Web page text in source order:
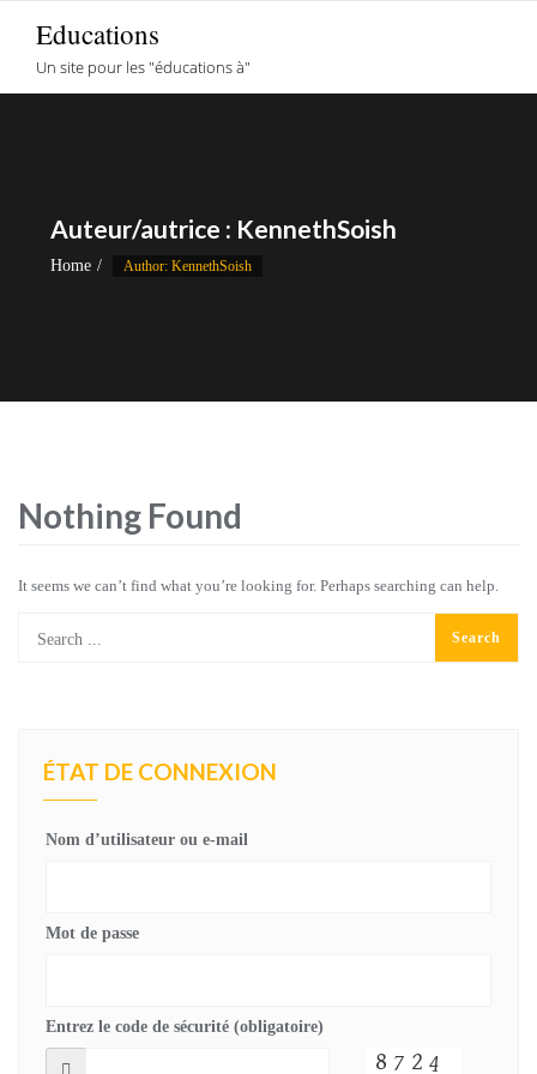
content
Educations
Un site pour les "éducations à"
Auteur/autrice : KennethSoish
Home Author: KennethSoish
Nothing Found
It seems we can’t find what you’re looking for. Perhaps searching can help.
ÉTAT DE CONNEXION
Nom d’utilisateur ou e-mail
Mot de passe
Entrez le code de sécurité (obligatoire)